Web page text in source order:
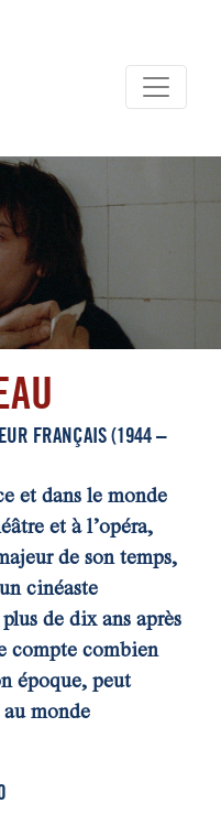
FRANÇAIS (1944 –
et dans le monde
et à l’opéra,
de son temps,
cinéaste
de dix ans après
compte combien
époque, peut
monde